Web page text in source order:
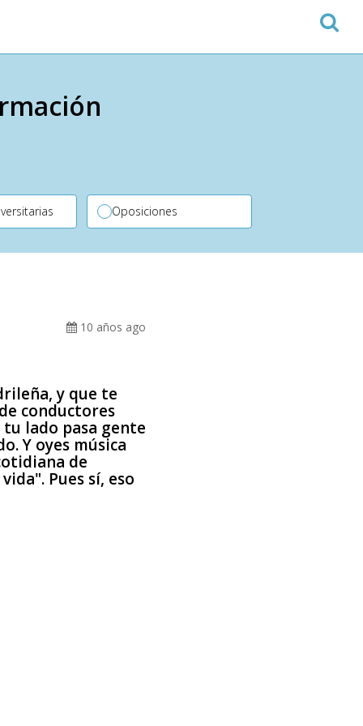
Oposiciones
10 años ago
y que te
conductores
lado pasa gente
Y oyes música
de
Pues sí, eso